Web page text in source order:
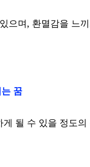
으며, 환멸감을 느
꿈
될 수 있을 정도